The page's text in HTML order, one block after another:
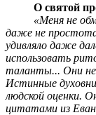
О святой
«Меня не
даже не
удивляло даже
использовать
таланты... Они не
Истинные
людской оценки.
цитатами из